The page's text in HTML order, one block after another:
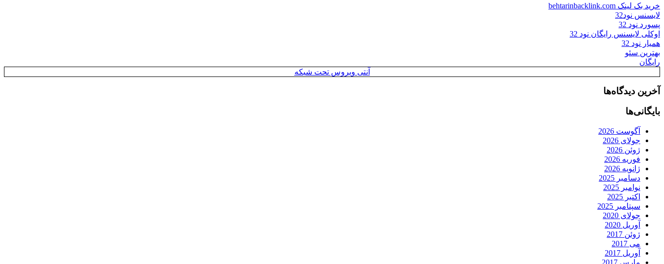
خرید بک لینک behtarinbacklink.com
لایسنس نود32
پسورد نود 32
اوکلی لایسنس رایگان نود 32
همیار نود 32
بهترین سئو
رایگان
آنتی ویروس تحت شبکه
آخرین دیدگاه‌ها
بایگانی‌ها
آگوست 2026
جولای 2026
ژوئن 2026
فوریه 2026
ژانویه 2026
دسامبر 2025
نوامبر 2025
اکتبر 2025
سپتامبر 2025
جولای 2020
آوریل 2020
ژوئن 2017
می 2017
آوریل 2017
مارس 2017